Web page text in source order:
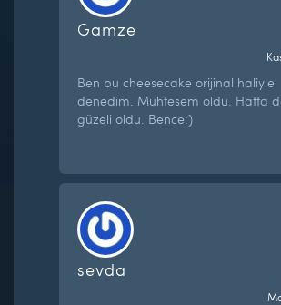
Gamze
Ben bu cheesecake orijinal haliyle
denedim. Muhtesem oldu. Hatta
güzeli oldu. Bence:)
sevda